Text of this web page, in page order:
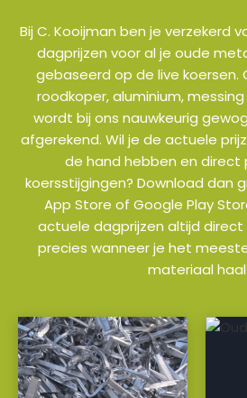
Bij C. Kooijman ben je verzekerd
dagprijzen voor al je oude
gebaseerd op de live
roodkoper, aluminium,
wordt bij ons nauwkeurig
afgerekend. Wil je de actuele
de hand hebben en direct
koersstijgingen? Download dan
App Store of Google Play
actuele dagprijzen altijd direct
precies wanneer je het
materiaal
a a